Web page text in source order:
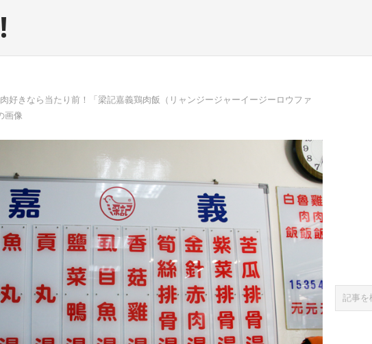
肉好きなら当たり前！「梁記嘉義鶏肉飯（リャンジージャーイージーロウファ
画像